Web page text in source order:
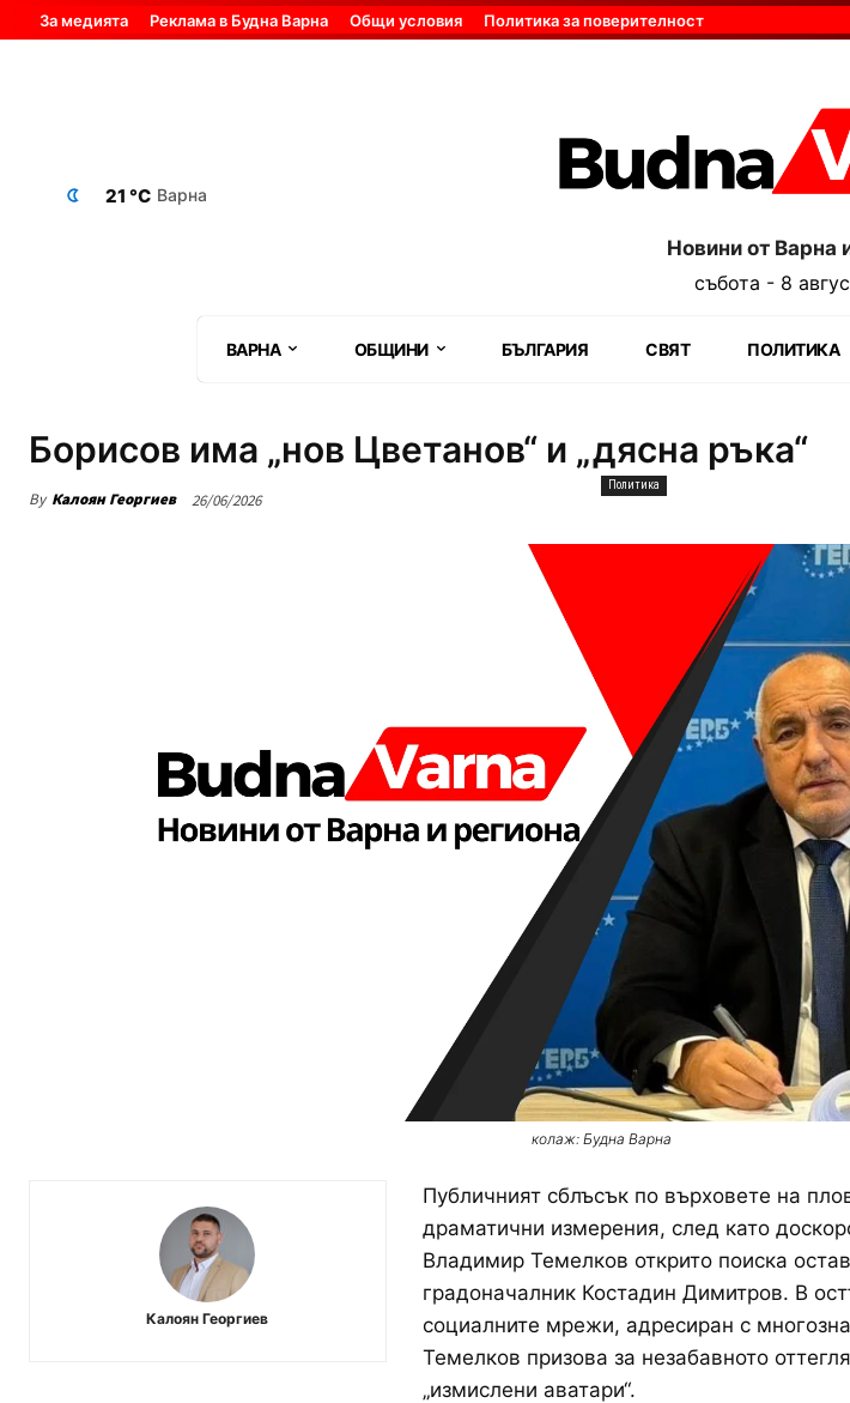
За медията Реклама в Будна Варна Общи условия Политика за поверителност
21 °C Варна
Новини от Варна
събота - 8
ВАРНА ОБЩИНИ БЪЛГАРИЯ СВЯТ ПОЛИТИКА
Борисов има „нов Цветанов“ и „дясна ръка“
By Калоян Георгиев 26/06/2026
Политика
колаж: Будна Варна
Калоян Георгиев
Публичният сблъсък по върховете на
драматични измерения, след като
Владимир Темелков открито поиска
градоначалник Костадин Димитров. В
социалните мрежи, адресиран с
Темелков призова за незабавното
„измислени аватари“.